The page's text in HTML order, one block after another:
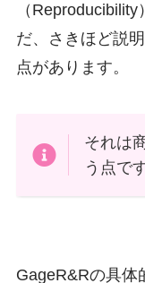
（ Reproducibility
だ、さきほど説
点があります。
それは
う点で
GageR&Rの具体